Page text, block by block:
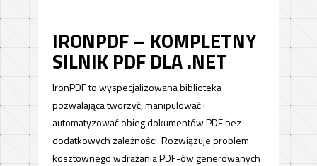
IRONPDF – KOMPLETNY
SILNIK PDF DLA .NET
IronPDF to wyspecjalizowana biblioteka
pozwalająca tworzyć, manipulować i
automatyzować obieg dokumentów PDF bez
dodatkowych zależności. Rozwiązuje problem
kosztownego wdrażania PDF-ów generowanych